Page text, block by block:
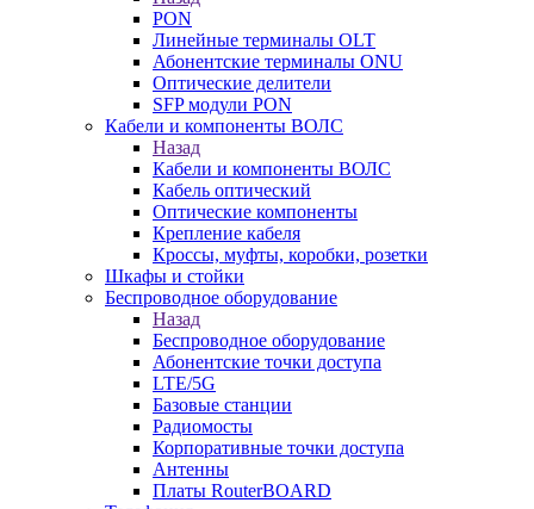
PON
Линейные терминалы OLT
Абонентские терминалы ONU
Оптические делители
SFP модули PON
Кабели и компоненты ВОЛС
Назад
Кабели и компоненты ВОЛС
Кабель оптический
Оптические компоненты
Крепление кабеля
Кроссы, муфты, коробки, розетки
Шкафы и стойки
Беспроводное оборудование
Назад
Беспроводное оборудование
Абонентские точки доступа
LTE/5G
Базовые станции
Радиомосты
Корпоративные точки доступа
Антенны
Платы RouterBOARD